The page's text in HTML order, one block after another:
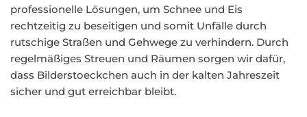
professionelle Lösungen, um Schnee und Eis
rechtzeitig zu beseitigen und somit Unfälle durch
rutschige Straßen und Gehwege zu verhindern. Durch
regelmäßiges Streuen und Räumen sorgen wir dafür,
dass Bilderstoeckchen auch in der kalten Jahreszeit
sicher und gut erreichbar bleibt.